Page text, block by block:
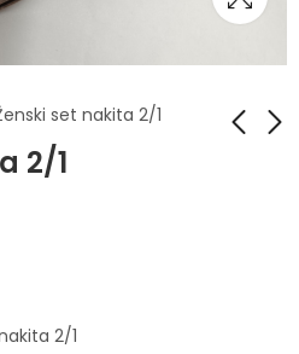
set nakita 2/1
2/1
2/1